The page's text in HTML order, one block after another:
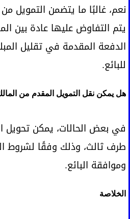
نعم، غالبًا ما يتضمن التمويل
يتم التفاوض عليها عادة بين
الدفعة المقدمة في تقليل
للبائع.
هل يمكن نقل التمويل المقدم من
في بعض الحالات، يمكن تحويل
طرف ثالث، وذلك وفقًا لشروط
وموافقة البائع.
الخلاصة